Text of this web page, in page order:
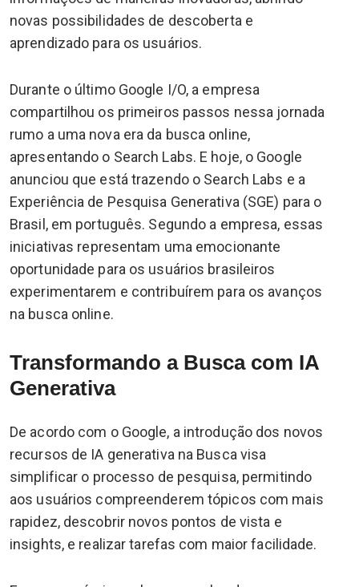
novas possibilidades de descoberta e
aprendizado para os usuários.
Durante o último Google I/O, a empresa
compartilhou os primeiros passos nessa jornada
rumo a uma nova era da busca online,
apresentando o Search Labs. E hoje, o Google
anunciou que está trazendo o Search Labs e a
Experiência de Pesquisa Generativa (SGE) para o
Brasil, em português. Segundo a empresa, essas
iniciativas representam uma emocionante
oportunidade para os usuários brasileiros
experimentarem e contribuírem para os avanços
na busca online.
Transformando a Busca com IA
Generativa
De acordo com o Google, a introdução dos novos
recursos de IA generativa na Busca visa
simplificar o processo de pesquisa, permitindo
aos usuários compreenderem tópicos com mais
rapidez, descobrir novos pontos de vista e
insights, e realizar tarefas com maior facilidade.